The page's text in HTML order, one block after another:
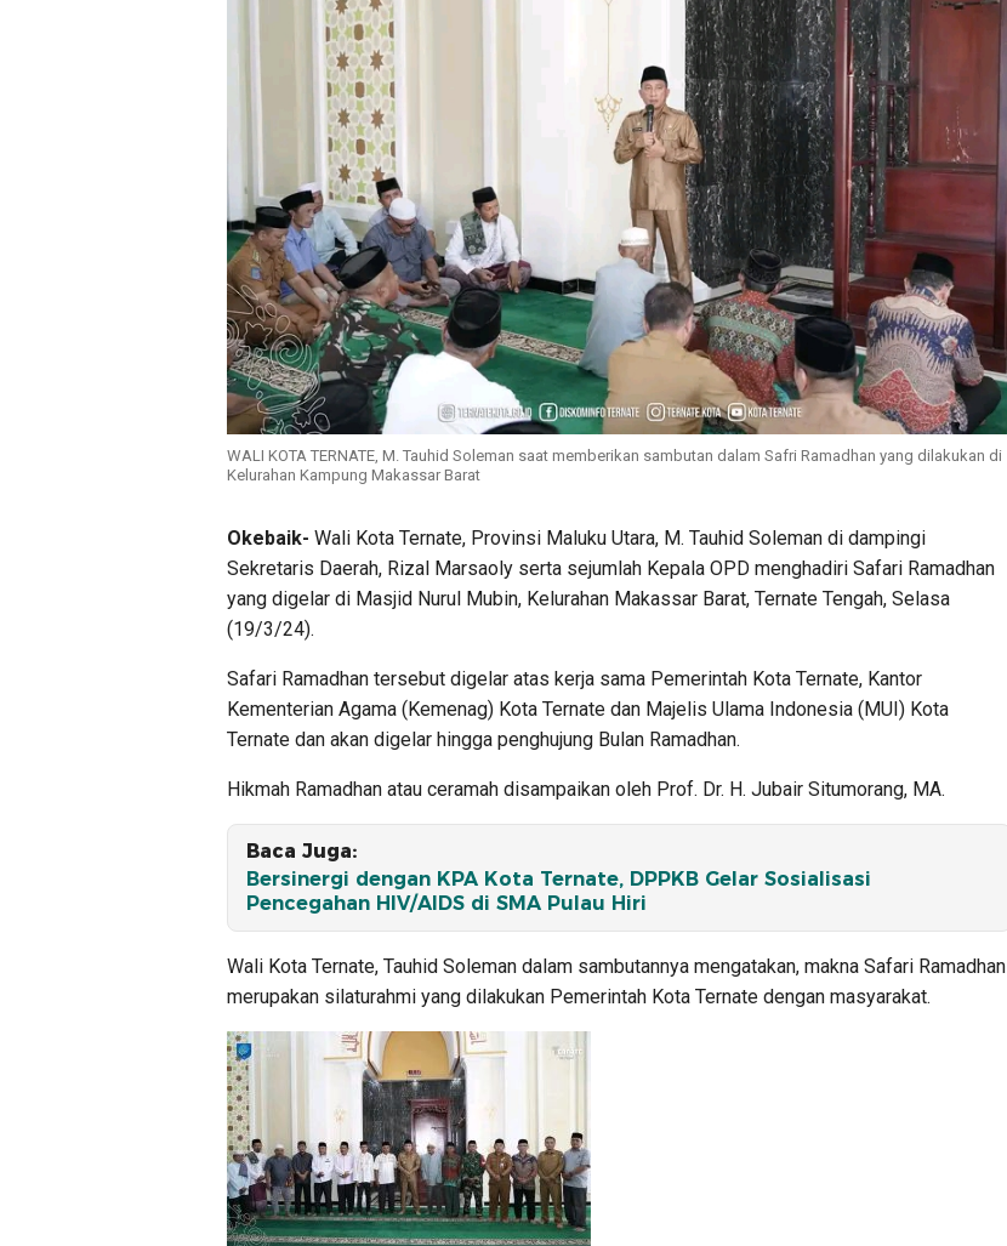
WALI KOTA TERNATE, M. Tauhid Soleman saat memberikan sambutan dalam Safri Ramadhan yang dilakukan di
Kelurahan Kampung Makassar Barat
Okebaik- Wali Kota Ternate, Provinsi Maluku Utara, M. Tauhid Soleman di dampingi
Sekretaris Daerah, Rizal Marsaoly serta sejumlah Kepala OPD menghadiri Safari Ramadhan
yang digelar di Masjid Nurul Mubin, Kelurahan Makassar Barat, Ternate Tengah, Selasa
(19/3/24).
Safari Ramadhan tersebut digelar atas kerja sama Pemerintah Kota Ternate, Kantor
Kementerian Agama (Kemenag) Kota Ternate dan Majelis Ulama Indonesia (MUI) Kota
Ternate dan akan digelar hingga penghujung Bulan Ramadhan.
Hikmah Ramadhan atau ceramah disampaikan oleh Prof. Dr. H. Jubair Situmorang, MA.
Baca Juga:
Bersinergi dengan KPA Kota Ternate, DPPKB Gelar Sosialisasi
Pencegahan HIV/AIDS di SMA Pulau Hiri
Wali Kota Ternate, Tauhid Soleman dalam sambutannya mengatakan, makna Safari Ramadhan
merupakan silaturahmi yang dilakukan Pemerintah Kota Ternate dengan masyarakat.